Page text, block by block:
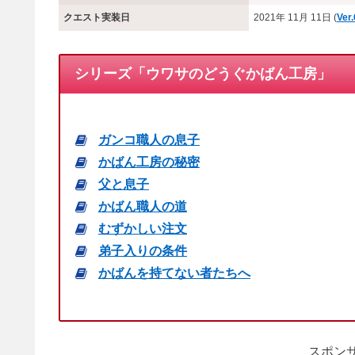
クエスト実装日 2021年 11月 11日 (
シリーズ「ウワサのどうぐかばん工房」
ガンコ職人の息子
かばん工房の秘密
父と息子
かばん職人の道
むずかしい注文
弟子入りの条件
かばんを持てない者たちへ
スポン